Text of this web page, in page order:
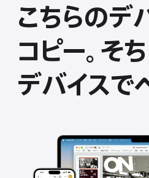
こちらのデ
コピー。 そ
デバイスで